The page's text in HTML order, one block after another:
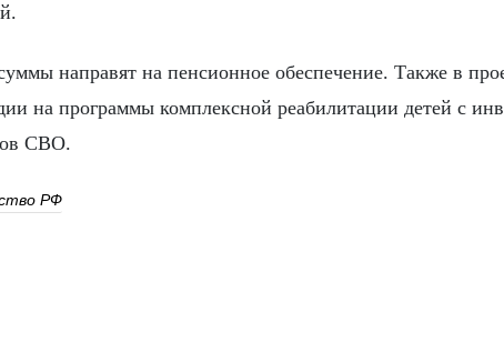
направят на пенсионное обеспечение. Также в
на программы комплексной реабилитации детей с
СВО.
РФ